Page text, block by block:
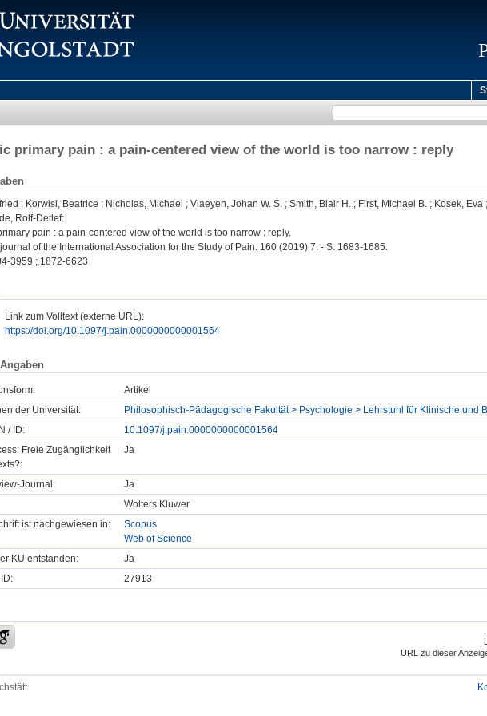
primary pain : a pain-centered view of the world is too narrow : reply
; Korwisi, Beatrice ; Nicholas, Michael ; Vlaeyen, Johan W. S. ; Smith, Blair H. ; First, Michael B. ; Kosek, Eva ;
Rolf-Detlef:
pain : a pain-centered view of the world is too narrow : reply.
of the International Association for the Study of Pain. 160 (2019) 7. - S. 1683-1685.
3959 ; 1872-6623
Link zum Volltext (externe URL):
https://doi.org/10.1097/j.pain.0000000000001564
Artikel
der Universität:
Philosophisch-Pädagogische Fakultät > Psychologie > Lehrstuhl für Klinische und
/ ID:
10.1097/j.pain.0000000000001564
Freie Zugänglichkeit
Ja
Journal:
Ja
Wolters Kluwer
ist nachgewiesen in:
Scopus
Web of Science
KU entstanden:
Ja
27913
URL zu dieser